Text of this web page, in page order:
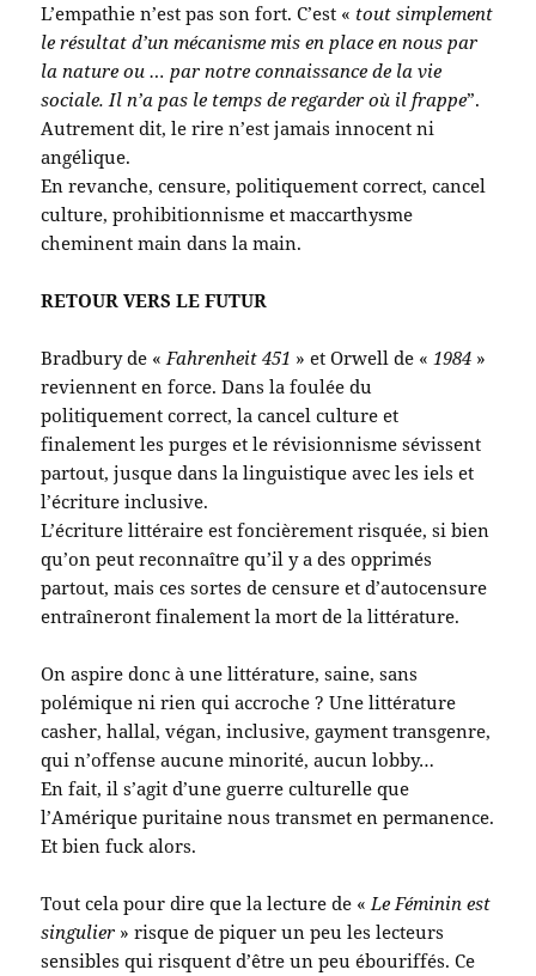
L’empathie n’est pas son fort. C’est « tout simplement
le résultat d’un mécanisme mis en place en nous par
la nature ou … par notre connaissance de la vie
sociale. Il n’a pas le temps de regarder où il frappe”.
Autrement dit, le rire n’est jamais innocent ni
angélique.
En revanche, censure, politiquement correct, cancel
culture, prohibitionnisme et maccarthysme
cheminent main dans la main.
RETOUR VERS LE FUTUR
Bradbury de «Fahrenheit 451 » et Orwell de «1984 »
reviennent en force. Dans la foulée du
politiquement correct, la cancel culture et
finalement les purges et le révisionnisme sévissent
partout, jusque dans la linguistique avec les iels et
l’écriture inclusive.
L’écriture littéraire est foncièrement risquée, si bien
qu’on peut reconnaître qu’il y a des opprimés
partout, mais ces sortes de censure et d’autocensure
entraîneront finalement la mort de la littérature.
On aspire donc à une littérature, saine, sans
polémique ni rien qui accroche ? Une littérature
casher, hallal, végan, inclusive, gayment transgenre,
qui n’offense aucune minorité, aucun lobby…
En fait, il s’agit d’une guerre culturelle que
l’Amérique puritaine nous transmet en permanence.
Et bien fuck alors.
Tout cela pour dire que la lecture de «Le Féminin est
singulier » risque de piquer un peu les lecteurs
sensibles qui risquent d’être un peu ébouriffés. Ce